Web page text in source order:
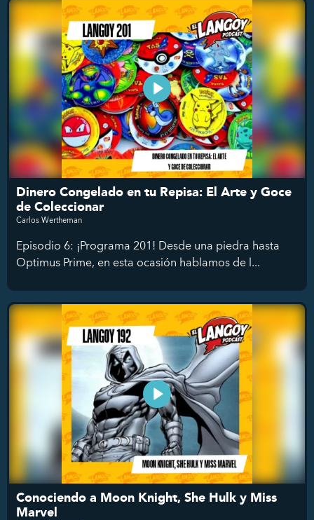
Dinero Congelado en tu Repisa: El Arte y Goce
de Coleccionar
Carlos Wertheman
Episodio 6: ¡Programa 201! Desde una piedra hasta
Optimus Prime, en esta ocasión hablamos de l...
Conociendo a Moon Knight, She Hulk y Miss
Marvel